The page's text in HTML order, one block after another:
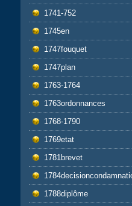
1741-752
1745en
1747fouquet
1747plan
1763-1764
1763ordonnances
1768-1790
1769etat
1781brevet
1788diplôme